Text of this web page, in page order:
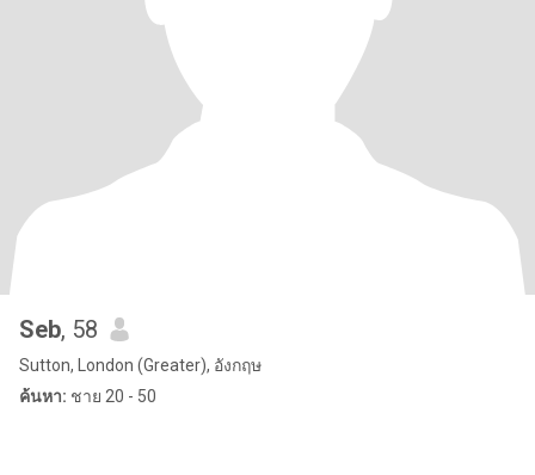
Seb, 58
Sutton, London (Greater), อังกฤษ
ค้นหา: ชาย 20 - 50